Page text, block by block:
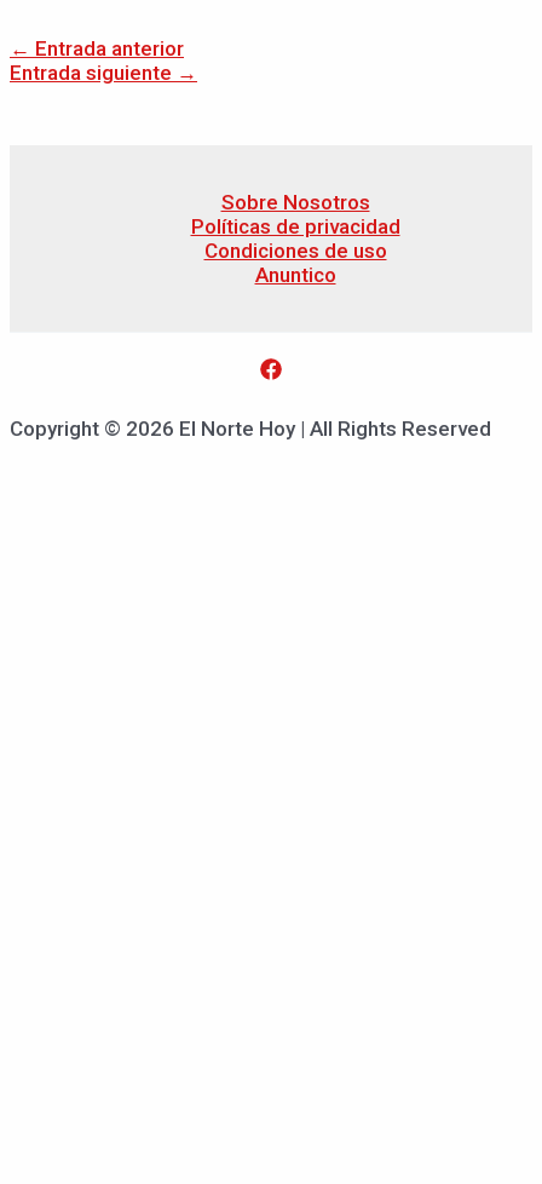
← Entrada anterior
Entrada siguiente →
Sobre Nosotros
Políticas de privacidad
Condiciones de uso
Anuntico
Copyright © 2026 El Norte Hoy | All Rights Reserved